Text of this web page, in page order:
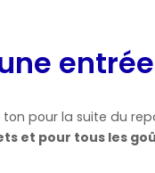
pour la suite du
et pour tous les